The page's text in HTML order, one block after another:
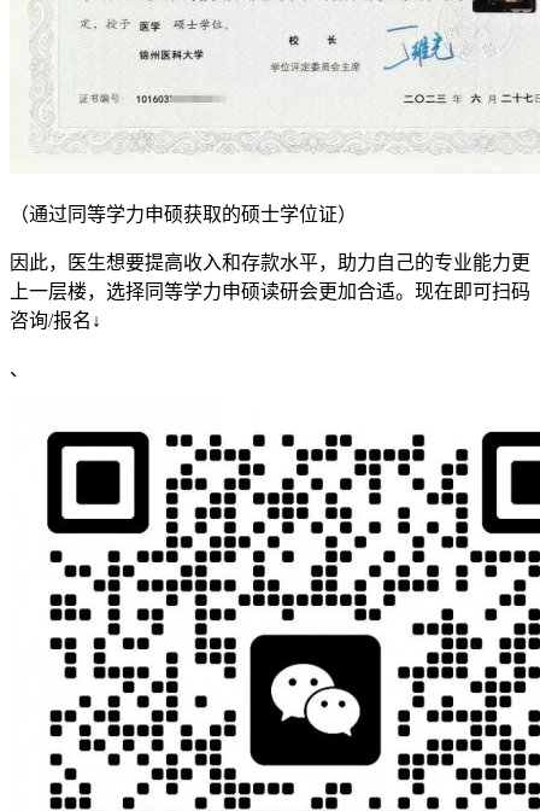
（通过同等学力申硕获取的硕士学位证）
因此，医生想要提高收入和存款水平，助力自己的专业能力更
上一层楼，选择同等学力申硕读研会更加合适。现在即可扫码
咨询/报名↓
、